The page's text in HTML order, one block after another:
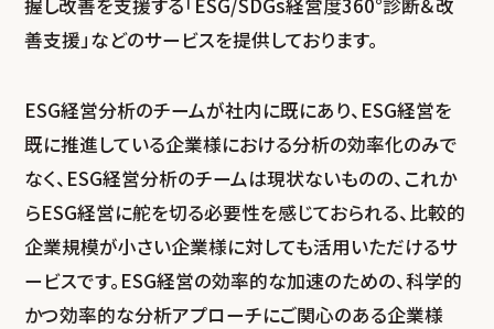
善支援」などのサービスを提供しております。
ESG経営分析のチームが社内に既にあり、ESG経営を
既に推進している企業様における分析の効率化のみで
なく、ESG経営分析のチームは現状ないものの、これか
らESG経営に舵を切る必要性を感じておられる、比較的
企業規模が小さい企業様に対しても活用いただけるサ
ービスです。ESG経営の効率的な加速のための、科学的
かつ効率的な分析アプローチにご関心のある企業様